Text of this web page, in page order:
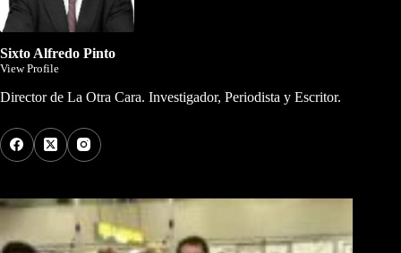
Sixto Alfredo Pinto
View Profile
Director de La Otra Cara. Investigador, Periodista y Escritor.